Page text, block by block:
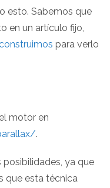
esto. Sabemos que
en un artículo fijo,
para verlo
motor en
.
ya que
que esta técnica